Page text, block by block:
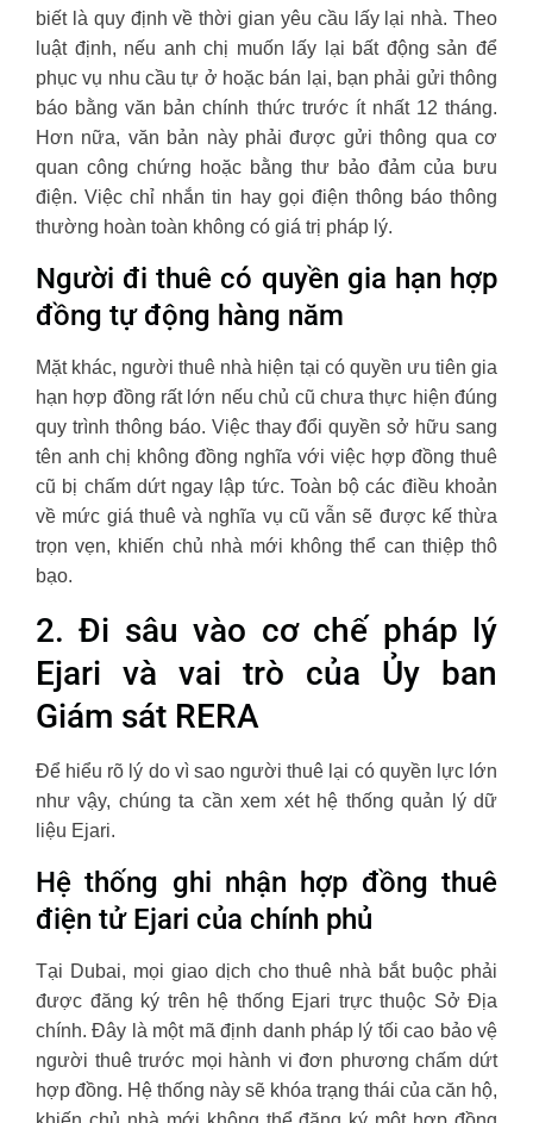
biết là quy định về thời gian yêu cầu lấy lại nhà. Theo
luật định, nếu anh chị muốn lấy lại bất động sản để
phục vụ nhu cầu tự ở hoặc bán lại, bạn phải gửi thông
báo bằng văn bản chính thức trước ít nhất 12 tháng.
Hơn nữa, văn bản này phải được gửi thông qua cơ
quan công chứng hoặc bằng thư bảo đảm của bưu
điện. Việc chỉ nhắn tin hay gọi điện thông báo thông
thường hoàn toàn không có giá trị pháp lý.
Người đi thuê có quyền gia hạn hợp
đồng tự động hàng năm
Mặt khác, người thuê nhà hiện tại có quyền ưu tiên gia
hạn hợp đồng rất lớn nếu chủ cũ chưa thực hiện đúng
quy trình thông báo. Việc thay đổi quyền sở hữu sang
tên anh chị không đồng nghĩa với việc hợp đồng thuê
cũ bị chấm dứt ngay lập tức. Toàn bộ các điều khoản
về mức giá thuê và nghĩa vụ cũ vẫn sẽ được kế thừa
trọn vẹn, khiến chủ nhà mới không thể can thiệp thô
bạo.
2. Đi sâu vào cơ chế pháp lý
Ejari và vai trò của Ủy ban
Giám sát RERA
Để hiểu rõ lý do vì sao người thuê lại có quyền lực lớn
như vậy, chúng ta cần xem xét hệ thống quản lý dữ
liệu Ejari.
Hệ thống ghi nhận hợp đồng thuê
điện tử Ejari của chính phủ
Tại Dubai, mọi giao dịch cho thuê nhà bắt buộc phải
được đăng ký trên hệ thống Ejari trực thuộc Sở Địa
chính. Đây là một mã định danh pháp lý tối cao bảo vệ
người thuê trước mọi hành vi đơn phương chấm dứt
hợp đồng. Hệ thống này sẽ khóa trạng thái của căn hộ,